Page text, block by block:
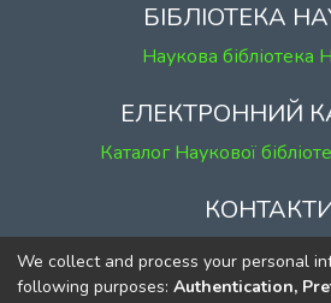
БІБЛІОТЕКА
Наукова
ЕЛЕКТРОННИЙ
Каталог Наукової
м. Київ, вул. Григорія
к. 1, к. 120
We collect and process your personal
following purposes: Authentication,